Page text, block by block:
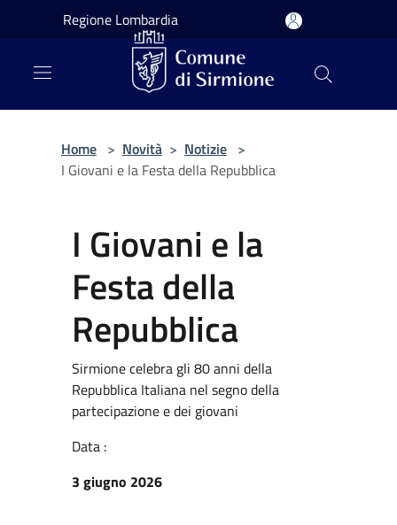
Salta al contenuto principale
Regione Lombardia
Home > Novità > Notizie >
I Giovani e la Festa della Repubblica
I Giovani e la
Festa della
Repubblica
Sirmione celebra gli 80 anni della
Repubblica Italiana nel segno della
partecipazione e dei giovani
Data :
3 giugno 2026